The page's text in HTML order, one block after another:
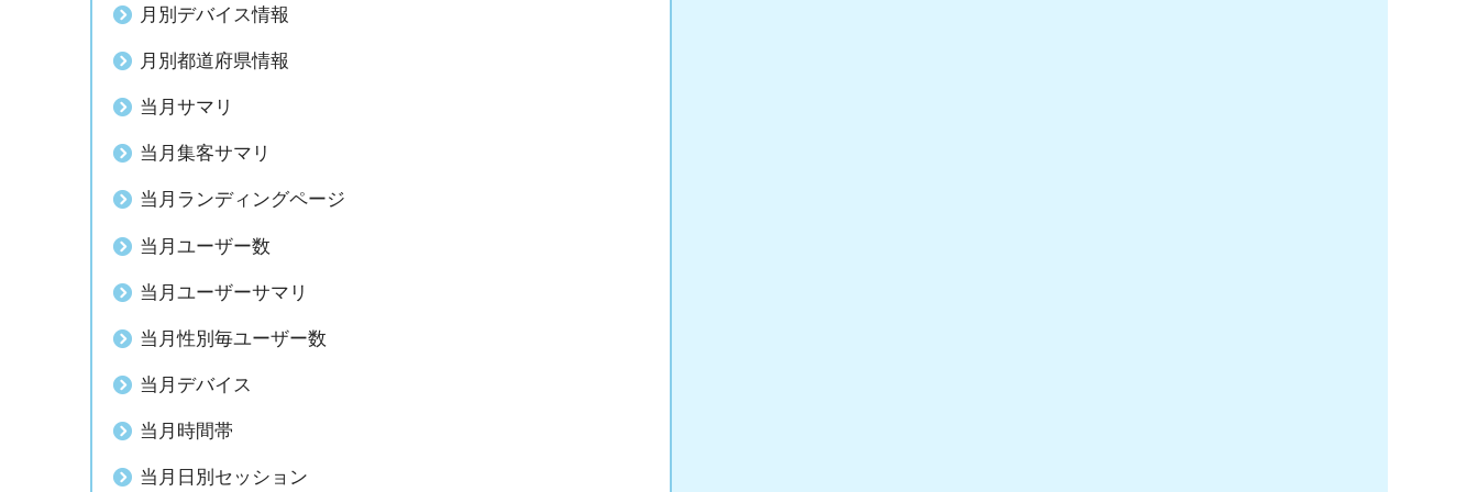
月別デバイス情報
月別都道府県情報
当月サマリ
当月集客サマリ
当月ランディングページ
当月ユーザー数
当月ユーザーサマリ
当月性別毎ユーザー数
当月デバイス
当月時間帯
当月日別セッション